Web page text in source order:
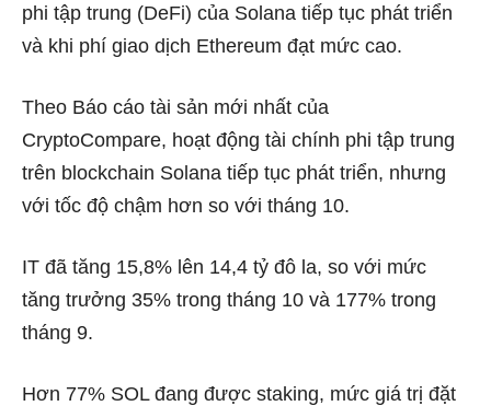
phi tập trung (DeFi) của Solana tiếp tục phát triển
và khi phí giao dịch Ethereum đạt mức cao.
Theo Báo cáo tài sản mới nhất của
CryptoCompare, hoạt động tài chính phi tập trung
trên blockchain Solana tiếp tục phát triển, nhưng
với tốc độ chậm hơn so với tháng 10.
IT đã tăng 15,8% lên 14,4 tỷ đô la, so với mức
tăng trưởng 35% trong tháng 10 và 177% trong
tháng 9.
Hơn 77% SOL đang được staking, mức giá trị đặt